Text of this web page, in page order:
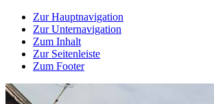
Zur Hauptnavigation
Zur Unternavigation
Zum Inhalt
Zur Seitenleiste
Zum Footer